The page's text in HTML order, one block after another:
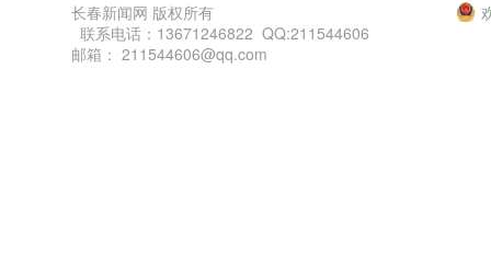
长春新闻网 版权所有
联系电话：13671246822 QQ:211544606
邮箱： 211544606@qq.com